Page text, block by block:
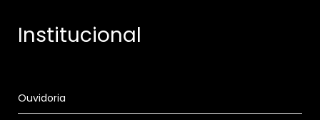
Institucional
Ouvidoria